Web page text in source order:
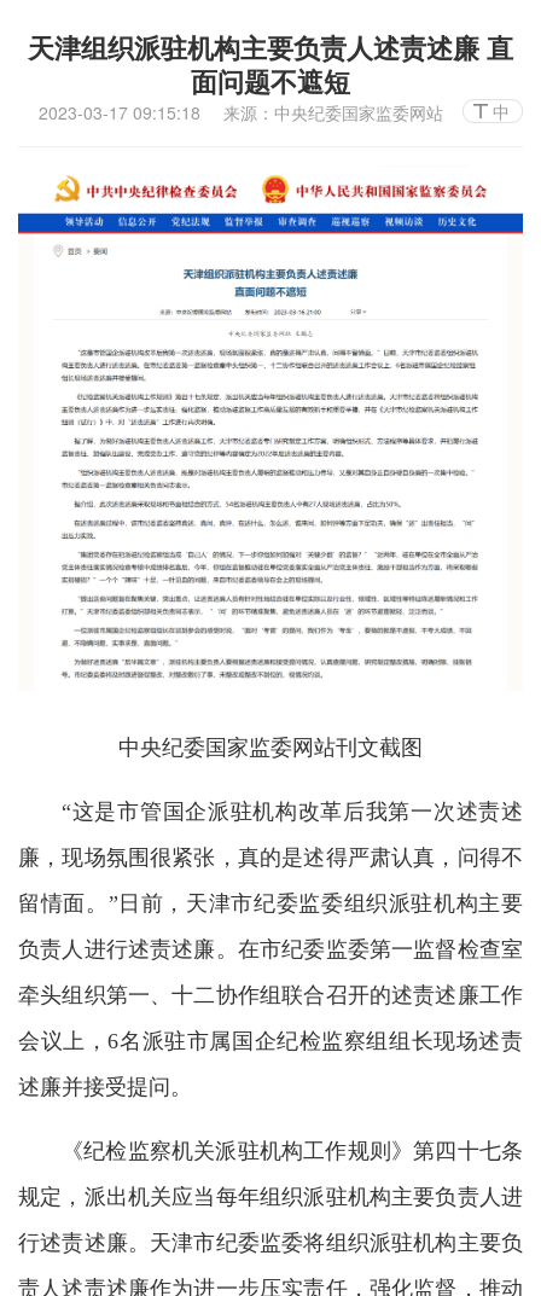
天津组织派驻机构主要负责人述责述廉 直
面问题不遮短
2023-03-17 09:15:18 来源：中央纪委国家监委网站 中
中央纪委国家监委网站刊文截图
“这是市管国企派驻机构改革后我第一次述责述
廉，现场氛围很紧张，真的是述得严肃认真，问得不
留情面。”日前，天津市纪委监委组织派驻机构主要
负责人进行述责述廉。在市纪委监委第一监督检查室
牵头组织第一、十二协作组联合召开的述责述廉工作
会议上，6名派驻市属国企纪检监察组组长现场述责
述廉并接受提问。
《纪检监察机关派驻机构工作规则》第四十七条
规定，派出机关应当每年组织派驻机构主要负责人进
行述责述廉。天津市纪委监委将组织派驻机构主要负
责人述责述廉作为进一步压实责任，强化监督，推动